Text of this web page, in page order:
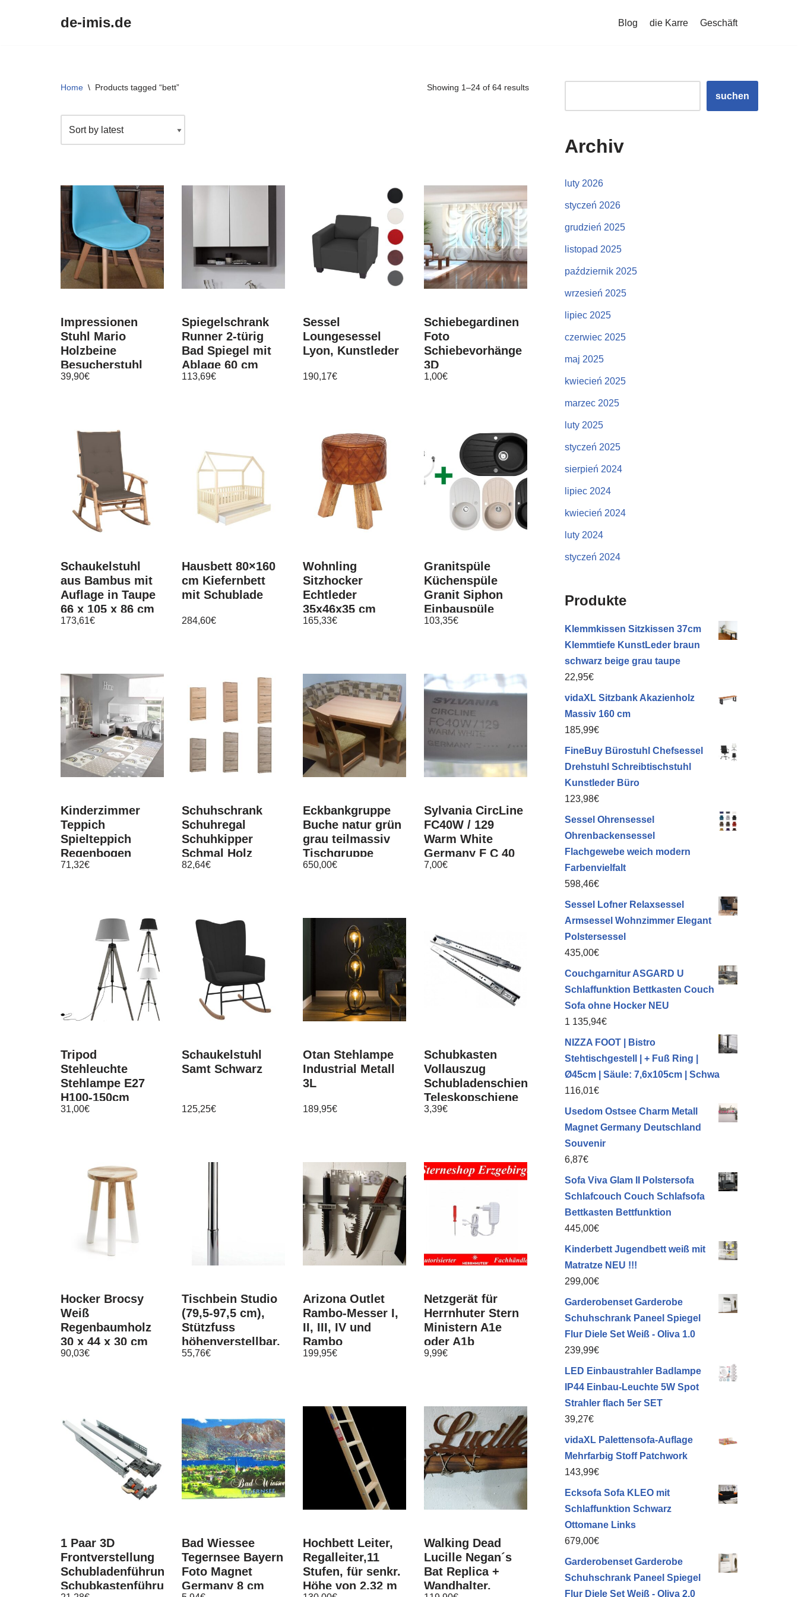
de-imis.de Blog die Karre Geschäft
Home \ Products tagged “bett” Showing 1–24 of 64 results
Impressionen
Stuhl Mario
Holzbeine
Besucherstuhl
Schalensitz blau
39,90€
Spiegelschrank
Runner 2-türig
Bad Spiegel mit
Ablage 60 cm
grau Sardegna
113,69€
Sessel
Loungesessel
Lyon, Kunstleder
190,17€
Schiebegardinen
Foto
Schiebevorhänge
3D
Flächenvorhänge
1,00€
Schaukelstuhl
aus Bambus mit
Auflage in Taupe
66 x 105 x 86 cm
173,61€
Hausbett 80×160
cm Kiefernbett
mit Schublade
284,60€
Wohnling
Sitzhocker
Echtleder
35x46x35 cm
Fußhocker Rund
165,33€
Granitspüle
Küchenspüle
Granit Siphon
Einbauspüle
Spülbecken Spüle
103,35€
Kinderzimmer
Teppich
Spielteppich
Regenbogen
Punkte Herzchen
71,32€
Schuhschrank
Schuhregal
Schuhkipper
Schmal Holz
Eiche
82,64€
Eckbankgruppe
Buche natur grün
grau teilmassiv
Tischgruppe
Essgruppe
650,00€
Sylvania CircLine
FC40W / 129
Warm White
Germany F C 40
W FC40W/129
7,00€
Tripod
Stehleuchte
Stehlampe E27
H100-150cm
Stativlampe
31,00€
Schaukelstuhl
Samt Schwarz
125,25€
Otan Stehlampe
Industrial Metall
3L
189,95€
Schubkasten
Vollauszug
Schubladenschiene
Teleskopschiene
Führungsschiene
3,39€
Hocker Brocsy
Weiß
Regenbaumholz
30 x 44 x 30 cm
90,03€
Tischbein Studio
(79,5-97,5 cm),
Stützfuss
höhenverstellbar,
150 Kg
55,76€
Arizona Outlet
Rambo-Messer I,
II, III, IV und
Rambo
Stiefeldolch
199,95€
Netzgerät für
Herrnhuter Stern
Ministern A1e
oder A1b
Kunststoffstern
9,99€
1 Paar 3D
Frontverstellung
Schubladenführung
Schubkastenführung
Bad Wiessee
Tegernsee Bayern
Foto Magnet
Germany 8 cm
Hochbett Leiter,
Regalleiter,11
Stufen, für senkr.
Höhe von 2,32 m
Walking Dead
Lucille Negan´s
Bat Replica +
Wandhalter,
suchen
Archiv
luty 2026
styczeń 2026
grudzień 2025
listopad 2025
październik 2025
wrzesień 2025
lipiec 2025
czerwiec 2025
maj 2025
kwiecień 2025
marzec 2025
luty 2025
styczeń 2025
sierpień 2024
lipiec 2024
kwiecień 2024
luty 2024
styczeń 2024
Produkte
Klemmkissen Sitzkissen 37cm
Klemmtiefe KunstLeder braun
schwarz beige grau taupe
22,95€
vidaXL Sitzbank Akazienholz
Massiv 160 cm
185,99€
FineBuy Bürostuhl Chefsessel
Drehstuhl Schreibtischstuhl
Kunstleder Büro
123,98€
Sessel Ohrensessel
Ohrenbackensessel
Flachgewebe weich modern
Farbenvielfalt
598,46€
Sessel Lofner Relaxsessel
Armsessel Wohnzimmer Elegant
Polstersessel
435,00€
Couchgarnitur ASGARD U
Schlaffunktion Bettkasten Couch
Sofa ohne Hocker NEU
1 135,94€
NIZZA FOOT | Bistro
Stehtischgestell | + Fuß Ring |
Ø45cm | Säule: 7,6x105cm | Schwa
116,01€
Usedom Ostsee Charm Metall
Magnet Germany Deutschland
Souvenir
6,87€
Sofa Viva Glam II Polstersofa
Schlafcouch Couch Schlafsofa
Bettkasten Bettfunktion
445,00€
Kinderbett Jugendbett weiß mit
Matratze NEU !!!
299,00€
Garderobenset Garderobe
Schuhschrank Paneel Spiegel
Flur Diele Set Weiß - Oliva 1.0
239,99€
LED Einbaustrahler Badlampe
IP44 Einbau-Leuchte 5W Spot
Strahler flach 5er SET
39,27€
vidaXL Palettensofa-Auflage
Mehrfarbig Stoff Patchwork
143,99€
Ecksofa Sofa KLEO mit
Schlaffunktion Schwarz
Ottomane Links
679,00€
Garderobenset Garderobe
Schuhschrank Paneel Spiegel
Flur Diele Set Weiß - Oliva 2.0